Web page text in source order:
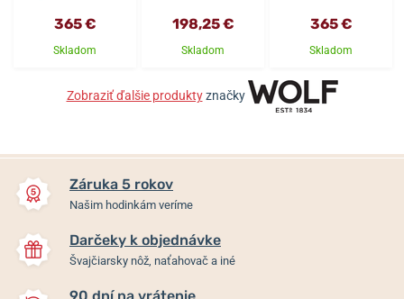
365 €
Skladom
198,25 €
Skladom
365 €
Skladom
Zobraziť ďalšie produktyznačky
Záruka 5 rokov
Našim hodinkám veríme
Darčeky k objednávke
Švajčiarsky nôž, naťahovač a iné